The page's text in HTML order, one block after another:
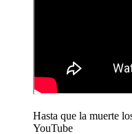
Hasta que la muerte
YouTube